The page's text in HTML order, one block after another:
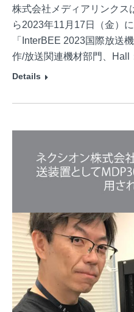
株式会社メディアリンクス
ら2023年11月17日（金）
「InterBEE 2023国際放送
作/放送関連機材部門、Hall
Details